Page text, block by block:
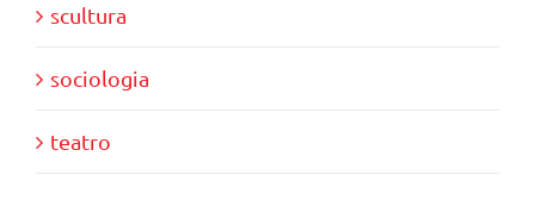
scultura
sociologia
teatro